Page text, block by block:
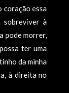
coração essa
sobreviver à
pode morrer,
ter uma
da minha
à direita no